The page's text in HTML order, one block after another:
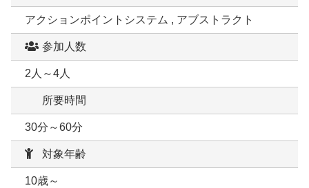
アクションポイントシステム , アブストラクト
参加人数
2人～4人
所要時間
30分～60分
対象年齢
10歳～